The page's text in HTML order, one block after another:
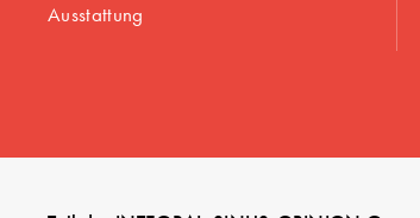
Ausstattung